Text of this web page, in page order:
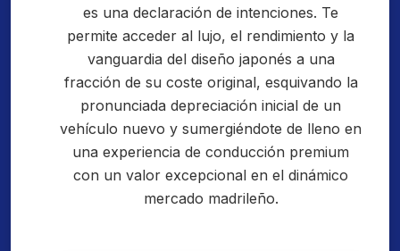
es una declaración de intenciones. Te
permite acceder al lujo, el rendimiento y la
vanguardia del diseño japonés a una
fracción de su coste original, esquivando la
pronunciada depreciación inicial de un
vehículo nuevo y sumergiéndote de lleno en
una experiencia de conducción premium
con un valor excepcional en el dinámico
mercado madrileño.